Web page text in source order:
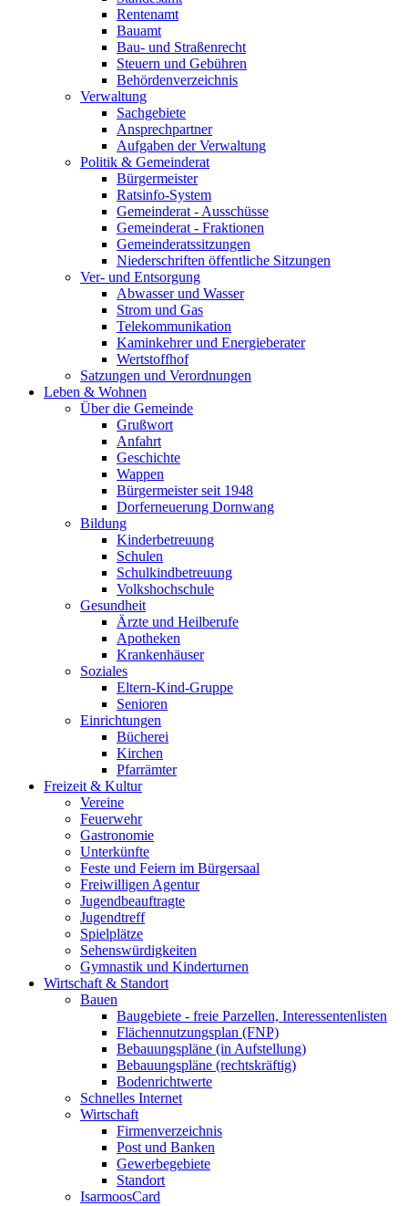
Rentenamt
Bauamt
Bau- und Straßenrecht
Steuern und Gebühren
Behördenverzeichnis
Verwaltung
Sachgebiete
Ansprechpartner
Aufgaben der Verwaltung
Politik & Gemeinderat
Bürgermeister
Ratsinfo-System
Gemeinderat - Ausschüsse
Gemeinderat - Fraktionen
Gemeinderatssitzungen
Niederschriften öffentliche Sitzungen
Ver- und Entsorgung
Abwasser und Wasser
Strom und Gas
Telekommunikation
Kaminkehrer und Energieberater
Wertstoffhof
Satzungen und Verordnungen
Leben & Wohnen
Über die Gemeinde
Grußwort
Anfahrt
Geschichte
Wappen
Bürgermeister seit 1948
Dorferneuerung Dornwang
Bildung
Kinderbetreuung
Schulen
Schulkindbetreuung
Volkshochschule
Gesundheit
Ärzte und Heilberufe
Apotheken
Krankenhäuser
Soziales
Eltern-Kind-Gruppe
Senioren
Einrichtungen
Bücherei
Kirchen
Pfarrämter
Freizeit & Kultur
Vereine
Feuerwehr
Gastronomie
Unterkünfte
Feste und Feiern im Bürgersaal
Freiwilligen Agentur
Jugendbeauftragte
Jugendtreff
Spielplätze
Sehenswürdigkeiten
Gymnastik und Kinderturnen
Wirtschaft & Standort
Bauen
Baugebiete - freie Parzellen, Interessentenlisten
Flächennutzungsplan (FNP)
Bebauungspläne (in Aufstellung)
Bebauungspläne (rechtskräftig)
Bodenrichtwerte
Schnelles Internet
Wirtschaft
Firmenverzeichnis
Post und Banken
Gewerbegebiete
Standort
IsarmoosCard